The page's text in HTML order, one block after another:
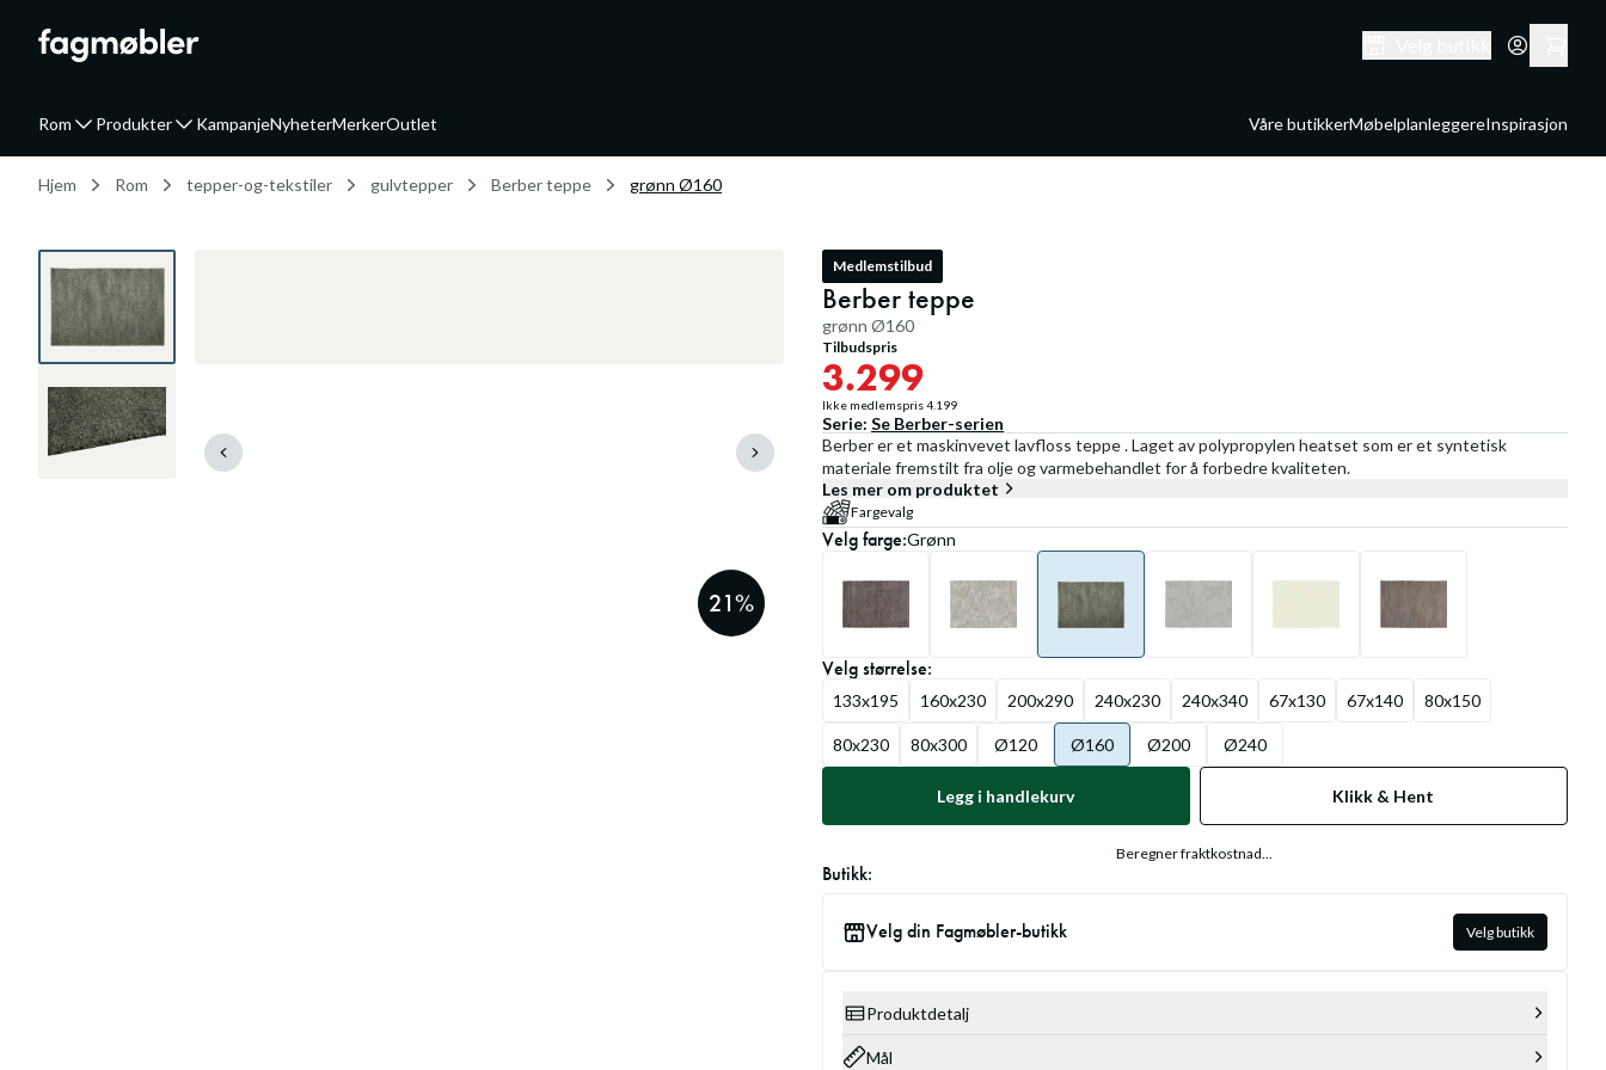
Rom Produkter KampanjeNyheterMerkerOutlet Våre butikkerMøbelplanleggereInspirasjon
Hjem Rom tepper-og-tekstiler gulvtepper Berber teppe grønn Ø160
21%
Medlemstilbud
Berber teppe
grønn Ø160
Tilbudspris
3.299
Ikke medlemspris4.199
Serie: Se Berber-serien
Berber er et maskinvevet lavfloss teppe . Laget av polypropylen heatset som er et syntetisk
materiale fremstilt fra olje og varmebehandlet for å forbedre kvaliteten.
Les mer om produktet
Fargevalg
Velgfarge:Grønn
Velgstørrelse:
133x195 160x230 200x290 240x230 240x340 67x130 67x140 80x150
80x230 80x300 Ø120 Ø160 Ø200 Ø240
Legg i handlekurv Klikk & Hent
Beregner fraktkostnad...
Butikk:
Velg din Fagmøbler-butikk Velg butikk
Produktdetalj
Mål